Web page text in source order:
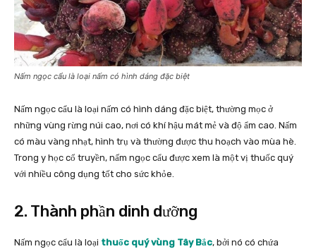
Nấm ngọc cẩu là loại nấm có hình dáng đặc biệt
Nấm ngọc cẩu là loại nấm có hình dáng đặc biệt, thường mọc ở
những vùng rừng núi cao, nơi có khí hậu mát mẻ và độ ẩm cao. Nấm
có màu vàng nhạt, hình trụ và thường được thu hoạch vào mùa hè.
Trong y học cổ truyền, nấm ngọc cẩu được xem là một vị thuốc quý
với nhiều công dụng tốt cho sức khỏe.
2. Thành phần dinh dưỡng
Nấm ngọc cẩu là loại thuốc quý vùng Tây Bắc, bởi nó có chứa